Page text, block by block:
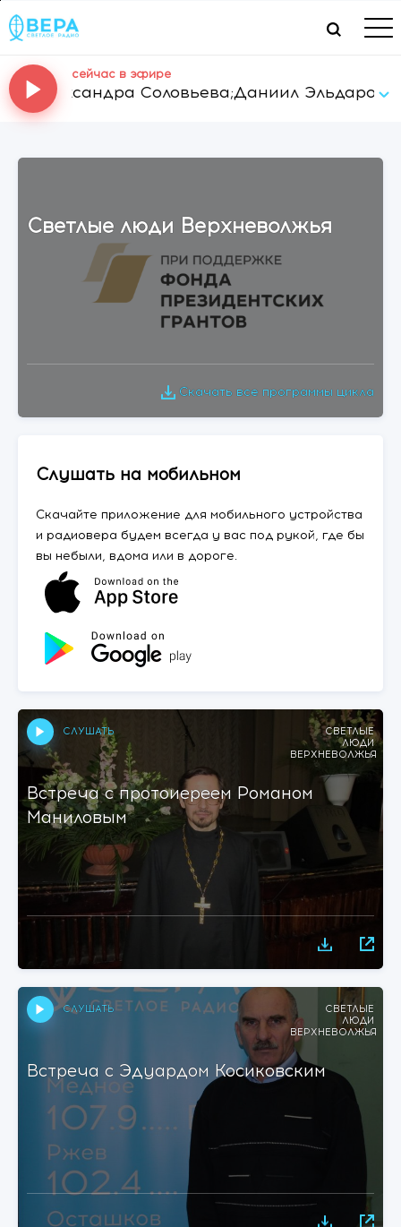
сейчас в эфире
Соловьева;Даниил Эльдаров;Максим
Светлые люди Верхневолжья
Скачать все программы цикла
Слушать на мобильном
Скачайте приложение для мобильного устройства
и радиовера будем всегда у вас под рукой, где бы
вы небыли, вдома или в дороге.
СЛУШАТЬ
СВЕТЛЫЕ
ЛЮДИ
ВЕРХНЕВОЛЖЬЯ
Встреча с протоиереем Романом
Маниловым
СЛУШАТЬ
СВЕТЛЫЕ
ЛЮДИ
ВЕРХНЕВОЛЖЬЯ
Встреча с Эдуардом Косиковским